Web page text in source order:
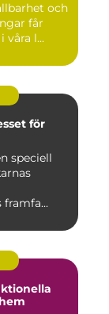
och
får
våra l...
för
speciell